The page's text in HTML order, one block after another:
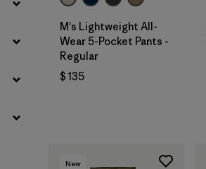
M's Lightweight All-
Wear 5-Pocket Pants -
Regular
$ 135
New